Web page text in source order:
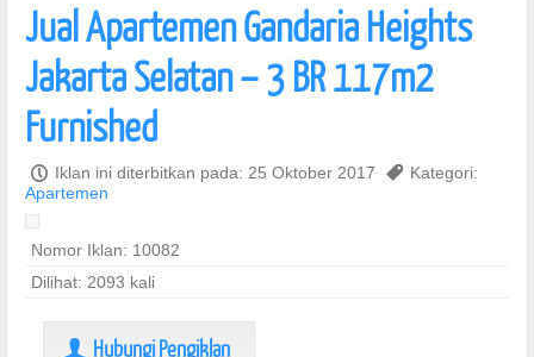
Jual Apartemen Gandaria Heights
Jakarta Selatan – 3 BR 117m2
Furnished
P Iklan ini diterbitkan pada: 25 Oktober 2017 , Kategori:
Apartemen
Nomor Iklan: 10082
Dilihat: 2093 kali
U Hubungi Pengiklan